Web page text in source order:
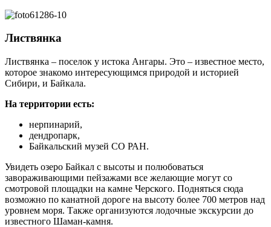
Листвянка
Листвянка – поселок у истока Ангары. Это – известное место,
которое знакомо интересующимся природой и историей
Сибири, и Байкала.
На территории есть:
нерпинарий,
дендропарк,
Байкальский музей СО РАН.
Увидеть озеро Байкал с высоты и полюбоваться
завораживающими пейзажами все желающие могут со
смотровой площадки на камне Черского. Подняться сюда
возможно по канатной дороге на высоту более 700 метров над
уровнем моря. Также организуются лодочные экскурсии до
известного Шаман-камня.